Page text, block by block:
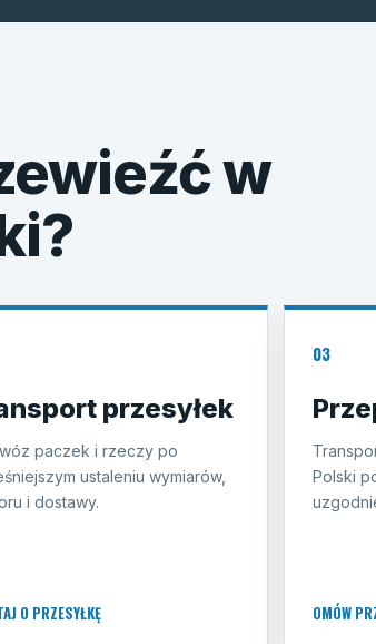
w
przesyłek
paczek i rzeczy po
ustaleniu wymiarów,
i dostawy.
O PRZESYŁKĘ
03
Polski
OMÓW